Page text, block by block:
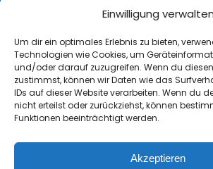
Einwilligung verwalten
Um dir ein optimales Erlebnis zu bieten,
Technologien wie Cookies, um
und/oder darauf zuzugreifen. Wenn du
zustimmst, können wir Daten wie das
IDs auf dieser Website verarbeiten. Wenn du
nicht erteilst oder zurückziehst, können
Funktionen beeinträchtigt werden.
Akzeptieren
Keine Angebote verpassen:
Hubwagen.de Gutschein